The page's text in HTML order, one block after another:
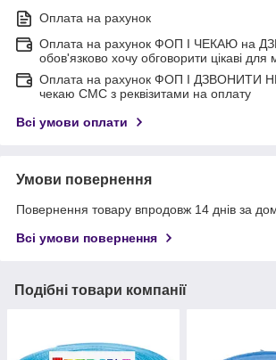
Оплата на рахунок
Оплата на рахунок ФОП I ЧЕКАЮ на
обов'язково хочу обговорити цікаві
Оплата на рахунок ФОП I ДЗВОНИТИ
чекаю СМС з реквізитами на оплату
Всі умови оплати
Умови повернення
Повернення товару впродовж 14 днів за
Всі умови повернення
Подібні товари компанії